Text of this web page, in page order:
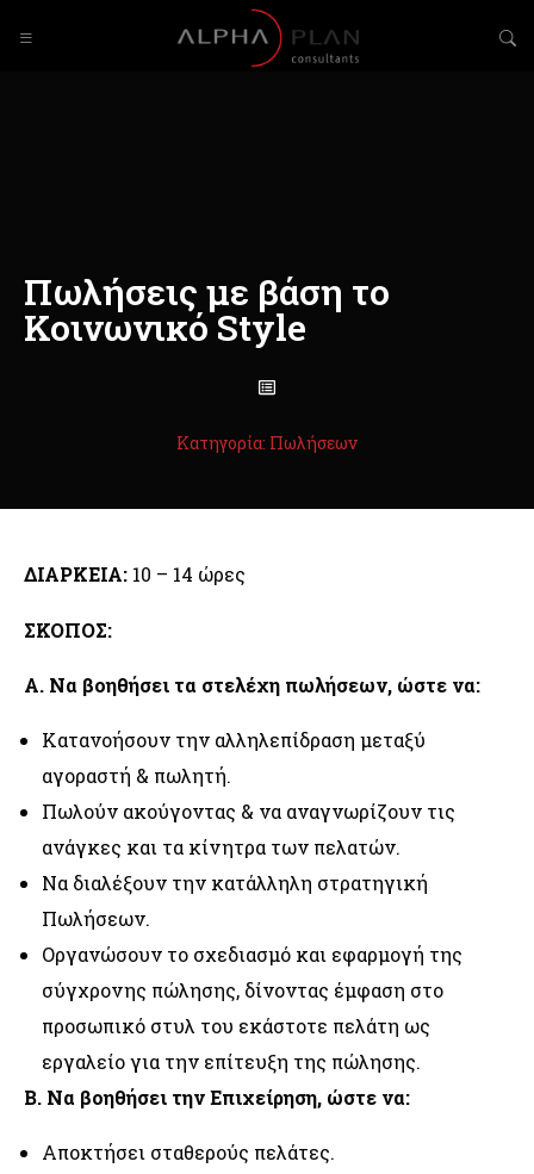
Πωλήσεις με βάση το
Κοινωνικό Style
Κατηγορία: Πωλήσεων
ΔΙΑΡΚΕΙΑ: 10 – 14 ώρες
ΣΚΟΠΟΣ:
Α. Να βοηθήσει τα στελέχη πωλήσεων, ώστε να:
Κατανοήσουν την αλληλεπίδραση μεταξύ
αγοραστή & πωλητή.
Πωλούν ακούγοντας & να αναγνωρίζουν τις
ανάγκες και τα κίνητρα των πελατών.
Να διαλέξουν την κατάλληλη στρατηγική
Πωλήσεων.
Οργανώσουν το σχεδιασμό και εφαρμογή της
σύγχρονης πώλησης, δίνοντας έμφαση στο
προσωπικό στυλ του εκάστοτε πελάτη ως
εργαλείο για την επίτευξη της πώλησης.
Β. Να βοηθήσει την Επιχείρηση, ώστε να:
Αποκτήσει σταθερούς πελάτες.